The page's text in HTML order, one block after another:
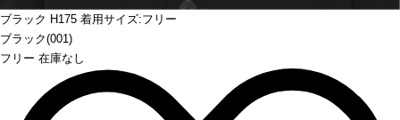
ブラック H175 着用サイズ:フリー
ブラック(001)
フリー 在庫なし